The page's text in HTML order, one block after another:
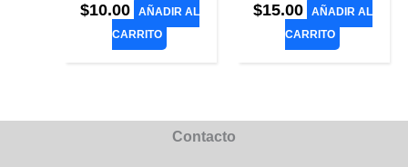
$10.00
AÑADIR AL
CARRITO
$15.00
AÑADIR AL
CARRITO
Contacto